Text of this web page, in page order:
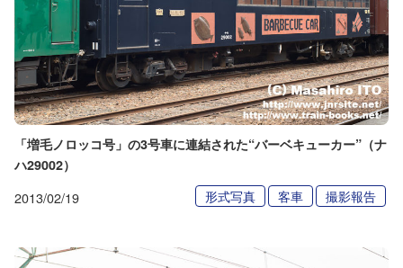
「増毛ノロッコ号」の3号車に連結された“バーベキューカー”（ナ
ハ29002）
2013/02/19 形式写真 客車 撮影報告